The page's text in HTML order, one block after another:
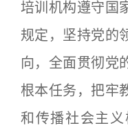
培训机构遵守国
规定，坚持党的
向，全面贯彻党
根本任务，把牢
和传播社会主